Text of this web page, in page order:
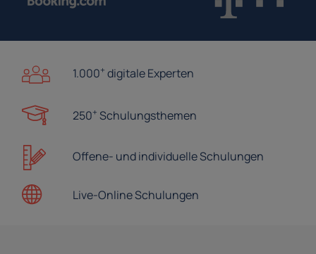
1.000+ digitale Experten
250+ Schulungsthemen
Offene- undindividuelle Schulungen
Live-OnlineSchulungen